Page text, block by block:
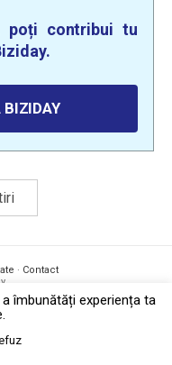
poți contribui tu
BIZIDAY
· Contact
îmbunătăți experiența ta